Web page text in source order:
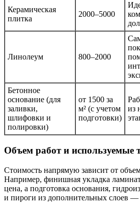
Керамическая
плитка
2000–5000
Линолеум 800–2000
Бетонное
основание (для
заливки,
шлифовки и
полировки)
от 1500 за
м² (с учетом
подготовки)
из
Объем работ и используемые
Стоимость напрямую зависит от
Например, финишная укладка
цена, а подготовка основания,
и пироги из дополнительных слоев —